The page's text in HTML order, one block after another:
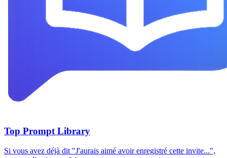
Top Prompt Library
Si vous avez déjà dit "J'aurais aimé avoir enregistré cette invite...",